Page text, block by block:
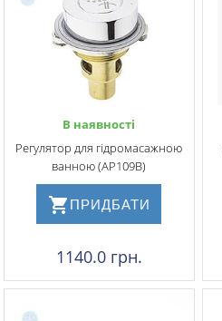
В наявності
Регулятор для гідромасажною
ванною (АР109В)
ПРИДБАТИ
1140.0 грн.